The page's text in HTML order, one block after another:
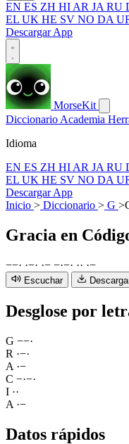
EN ES ZH HI AR JA RU
EL UK HE SV NO DA
Descargar App
MorseKit
Diccionario Academia
Idioma
EN ES ZH HI AR JA RU
EL UK HE SV NO DA
Descargar App
Inicio > Diccionario > G >
Gracia en
−−· ·−· ·− −·−· ·· ·−
Escuchar
Desglose por
G −−·
R ·−·
A ·−
C −·−·
I ··
A ·−
Datos rápidos